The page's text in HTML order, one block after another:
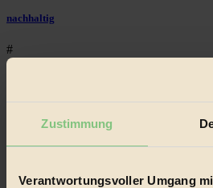
Zustimmung
Verantwortungsvoller Umgang
nachhaltig
#
Design